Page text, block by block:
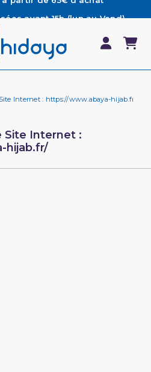
expédiées le jour même
Retrouvez notre FAQ
partir de 65€ d'achat*
Internet : https://www.abaya-hijab.fr/
Site Internet :
hijab.fr/